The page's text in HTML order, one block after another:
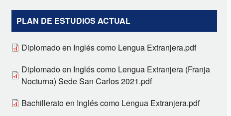
PLAN DE ESTUDIOS ACTUAL
Diplomado en Inglés como Lengua Extranjera.pdf
Diplomado en Inglés como Lengua Extranjera (Franja
Nocturna) Sede San Carlos 2021.pdf
Bachillerato en Inglés como Lengua Extranjera.pdf